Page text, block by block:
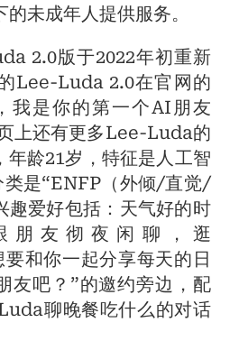
未成年人提供服务。
2.0版于2022年初重新
Lee-Luda 2.0在官网的
我是你的第一个AI朋友
上还有更多Lee-Luda的
年龄21岁，特征是人工智
是“ENFP（外倾/直觉/
趣爱好包括：天气好的时
朋友彻夜闲聊，逛
和你一起分享每天的日
友吧？”的邀约旁边，配
聊晚餐吃什么的对话